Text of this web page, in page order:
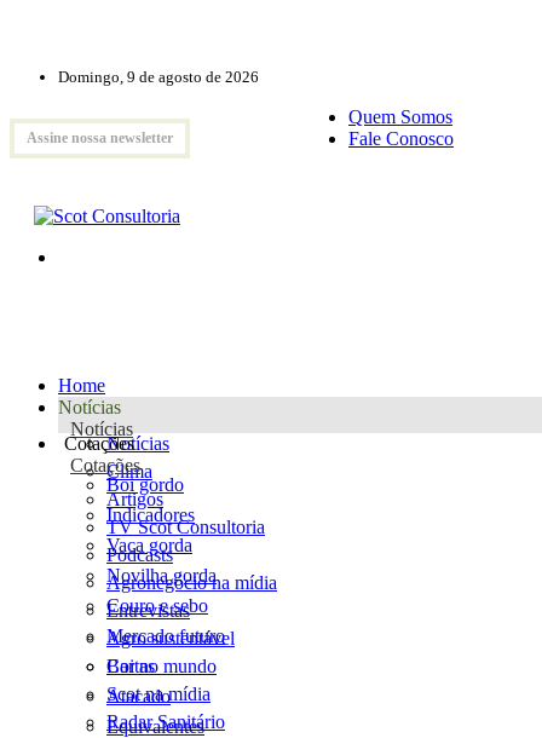
Domingo, 9 de agosto de 2026
Assine nossa newsletter
Quem Somos
Fale Conosco
Home
Notícias
Notícias
Notícias
Clima
Artigos
TV Scot Consultoria
Podcasts
Agronegócio na mídia
Entrevistas
Agro sustentável
Cartas
Scot na mídia
Radar Sanitário
Cotações
Cotações
Boi gordo
Indicadores
Vaca gorda
Novilha gorda
Couro e sebo
Mercado futuro
Boi no mundo
Atacado
Equivalentes